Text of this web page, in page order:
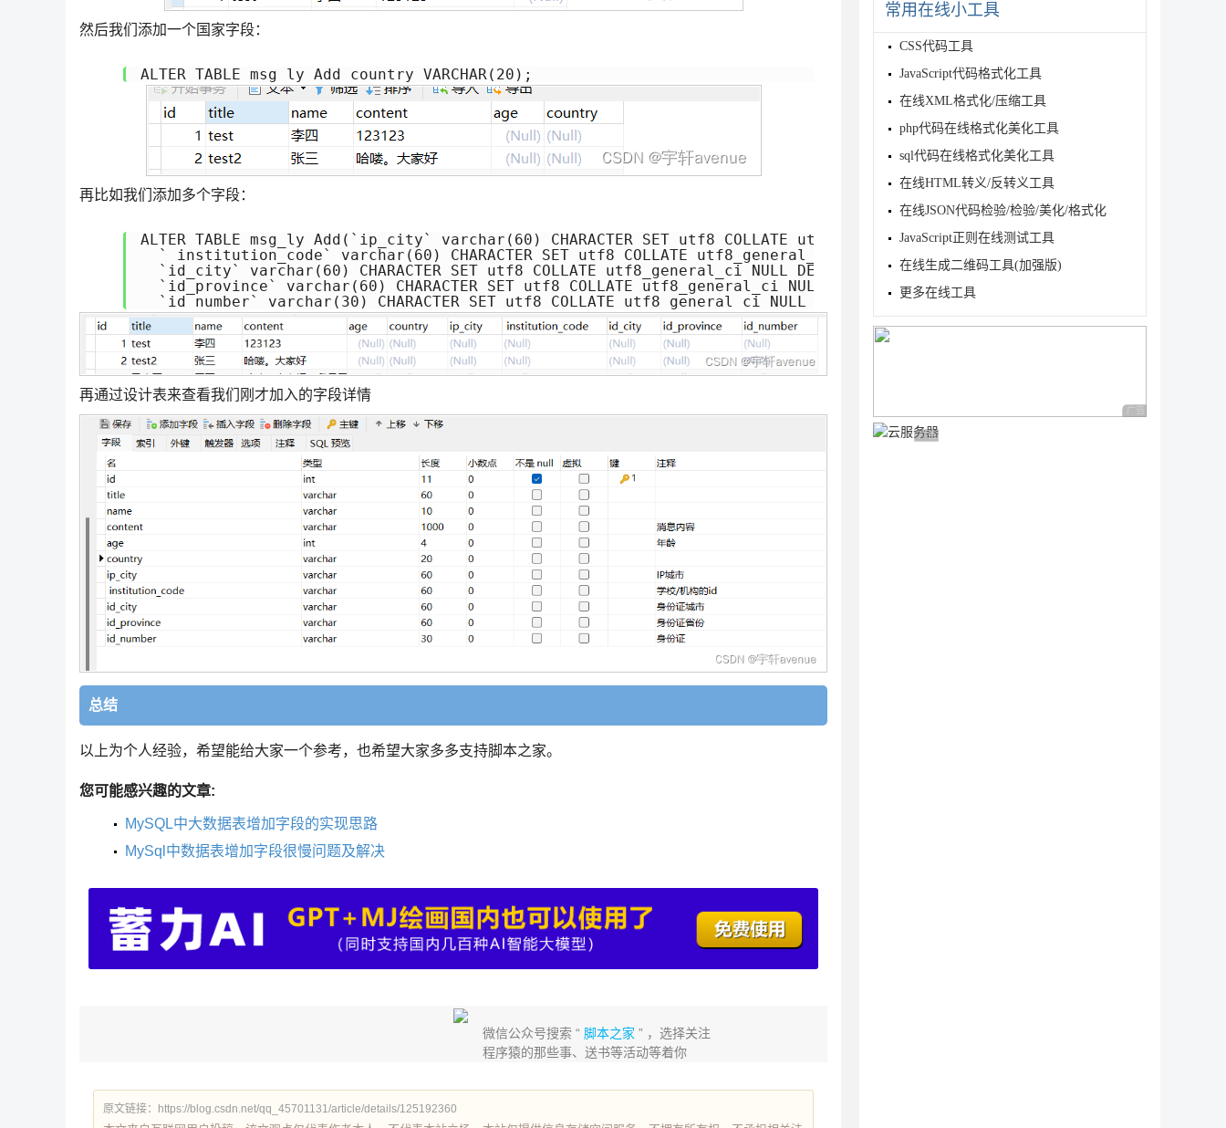
然后我们添加一个国家字段：
ALTER TABLE msg_ly Add country VARCHAR(20);
再比如我们添加多个字段：
ALTER TABLE msg_ly Add(`ip_city` varchar(60) CHARACTER SET utf8 COLLATE utf8_general_ci NULL DEFAULT NULL COMMENT 'IP
  ` institution_code` varchar(60) CHARACTER SET utf8 COLLATE utf8_general_ci NULL DEFAULT NULL COMMENT '学校/机构的id',
  `id_city` varchar(60) CHARACTER SET utf8 COLLATE utf8_general_ci NULL DEFAULT NULL COMMENT '身份证城市',
  `id_province` varchar(60) CHARACTER SET utf8 COLLATE utf8_general_ci NULL DEFAULT NULL COMMENT '身份证省份',
再通过设计表来查看我们刚才加入的字段详情
总结
以上为个人经验，希望能给大家一个参考，也希望大家多多支持脚本之家。
您可能感兴趣的文章:
MySQL中大数据表增加字段的实现思路
MySql中数据表增加字段很慢问题及解决
微信公众号搜索 “ 脚本之家 ” ，选择关注
程序猿的那些事、送书等活动等着你
原文链接：https://blog.csdn.net/qq_45701131/article/details/125192360
常用在线小工具
CSS代码工具
JavaScript代码格式化工具
在线XML格式化/压缩工具
php代码在线格式化美化工具
sql代码在线格式化美化工具
在线HTML转义/反转义工具
在线JSON代码检验/检验/美化/格式化
JavaScript正则在线测试工具
在线生成二维码工具(加强版)
更多在线工具
广告 商业广告，理性
广告 商业广告，理性选择